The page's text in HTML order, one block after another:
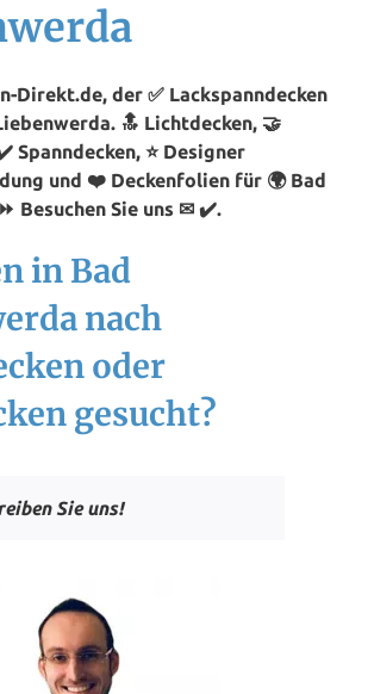
Direkt.de, der ✅ Lackspanndecken
🔝 Lichtdecken, 🤝
Spanndecken, ⭐ Designer
und ❤️ Deckenfolien für 🌍 Bad
Besuchen Sie uns ✉ ✔️.
in Bad
nach
oder
gesucht?
Sie uns!